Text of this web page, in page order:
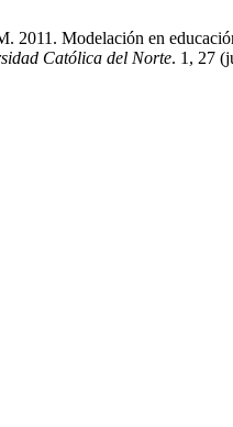
Modelación en
Católica del Norte. 1, 27